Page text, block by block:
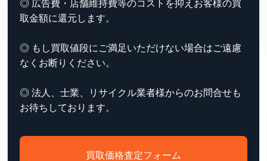
◎ 広告費・店舗維持費等のコストを抑えお客様の買
取金額に還元します。
◎ もし買取値段にご満足いただけない場合はご遠慮
なくお断りください。
◎ 法人、士業、リサイクル業者様からのお問合せも
お待ちしております。
買取価格査定フォーム